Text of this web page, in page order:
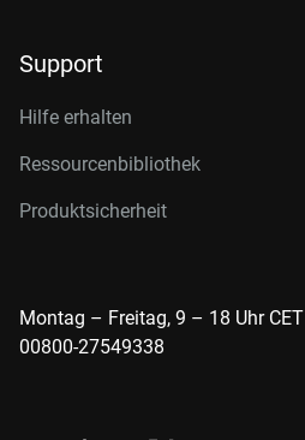
Support
Hilfe erhalten
Ressourcenbibliothek
Produktsicherheit
Montag – Freitag, 9 – 18 Uhr CET
00800-27549338